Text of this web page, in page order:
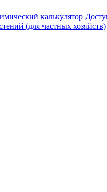
калькулятор
(для частных хозяйств)